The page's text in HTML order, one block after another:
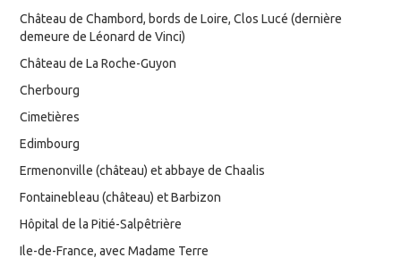
Château de Chambord, bords de Loire, Clos Lucé (dernière
demeure de Léonard de Vinci)
Château de La Roche-Guyon
Cherbourg
Cimetières
Edimbourg
Ermenonville (château) et abbaye de Chaalis
Fontainebleau (château) et Barbizon
Hôpital de la Pitié-Salpêtrière
Ile-de-France, avec Madame Terre